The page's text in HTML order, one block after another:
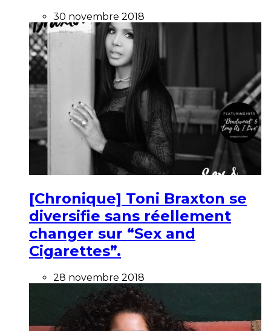
30 novembre 2018
[Chronique] Toni Braxton se
diversifie sans réellement
changer sur “Sex and
Cigarettes”.
28 novembre 2018